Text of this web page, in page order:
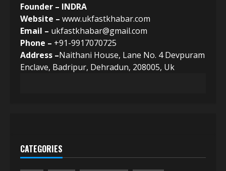
Founder – INDRA
Website – www.ukfastkhabar.com
Email – ukfastkhabar@gmail.com
Phone – +91-9917070725
Address –Naithani House, Lane No. 4 Devpuram
Enclave, Badripur, Dehradun, 208005, Uk
CATEGORIES